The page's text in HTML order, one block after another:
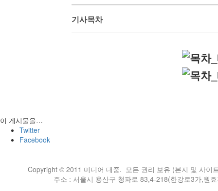
기사목차
이 게시물을…
Twitter
Facebook
Copyright © 2011 미디어 대중. 모든 권리 보유 (본지 및 사이
주소 : 서울시 용산구 청파로 83,4-218(한강로3가,